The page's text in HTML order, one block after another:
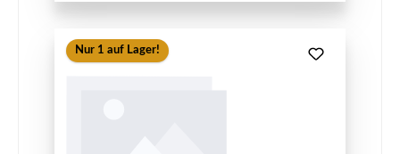
Nur 1 auf Lager!